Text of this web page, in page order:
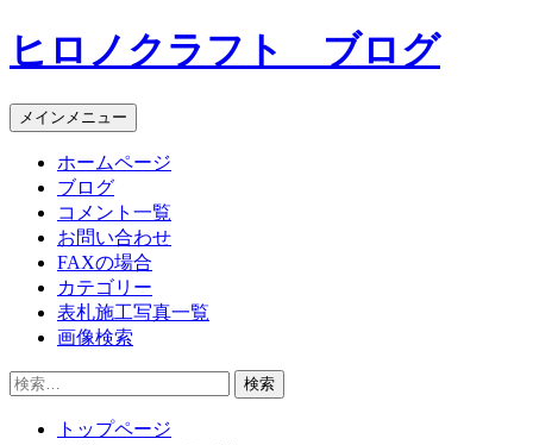
コ
ン
ン
ツ
ヒロノクラフト ブログ
メインメニュー
ホームページ
ブログ
コメント一覧
お問い合わせ
FAXの場合
カテゴリー
表札施工写真一覧
画像検索
検
トップページ